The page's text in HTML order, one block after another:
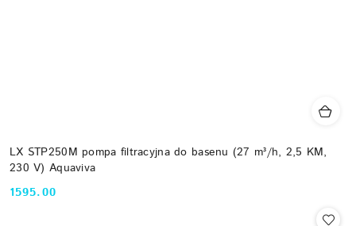
LX STP250M pompa filtracyjna do basenu (27 m³/h, 2,5 KM,
230 V) Aquaviva
Cena:
1595.00